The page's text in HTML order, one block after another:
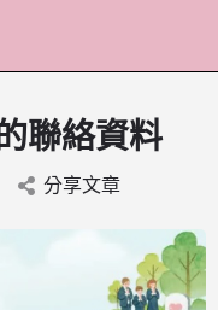
聯絡資料
分享文章